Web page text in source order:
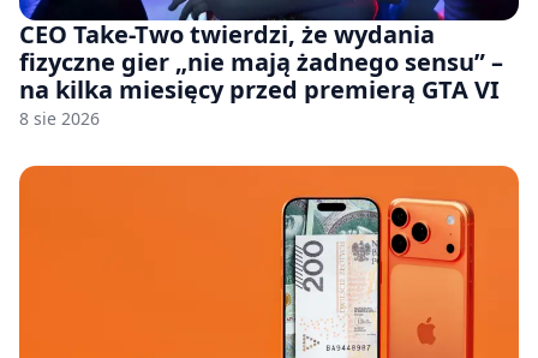
CEO Take-Two twierdzi, że wydania
fizyczne gier „nie mają żadnego sensu” –
na kilka miesięcy przed premierą GTA VI
8 sie 2026